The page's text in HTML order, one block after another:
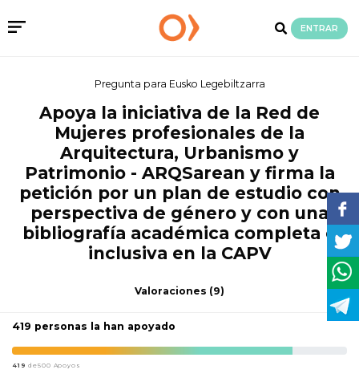
ENTRAR
Pregunta para Eusko Legebiltzarra
Apoya la iniciativa de la Red de
Mujeres profesionales de la
Arquitectura, Urbanismo y
Patrimonio - ARQSarean y firma la
petición por un plan de estudio con
perspectiva de género y con una
bibliografía académica completa e
inclusiva en la CAPV
Valoraciones (9)
419 personas la han apoyado
419 de500 Apoyos